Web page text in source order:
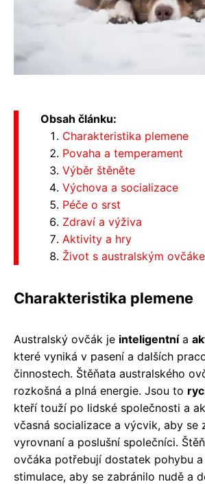
Obsah článku:
Charakteristika plemene
Povaha a temperament
Výběr štěněte
Výchova a socializace
Péče o srst
Zdraví a výživa
Aktivity a hry
Život s australským
Charakteristika plemene
Australský ovčák je inteligentnía
které vyniká v pasení a dalších
činnostech. Štěňata australského
rozkošná a plná energie. Jsou to
kteří touží po lidské společnosti a
včasná socializace a výcvik, aby se
vyrovnaní a poslušní společníci.
ovčáka potřebují dostatek pohybu
stimulace, aby se zabránilo nudě a